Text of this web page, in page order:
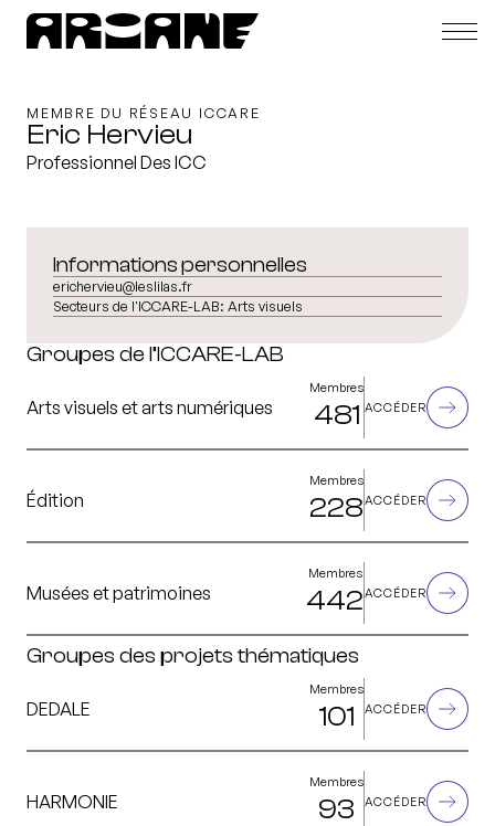
MEMBRE DU RÉSEAU ICCARE
Eric Hervieu
Professionnel Des ICC
Informations personnelles
erichervieu@leslilas.fr
Secteurs de l'ICCARE-LAB: Arts visuels
Groupes de l’ICCARE-LAB
Arts visuels et arts numériques
Membres
481 ACCÉDER
Édition
Membres
228ACCÉDER
Musées et patrimoines
Membres
442ACCÉDER
Groupes des projets thématiques
DEDALE
Membres
101 ACCÉDER
HARMONIE
Membres
93 ACCÉDER